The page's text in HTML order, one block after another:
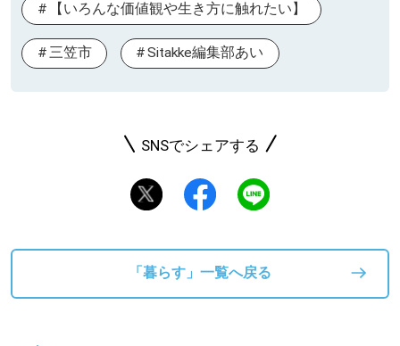
【いろんな価値観や生き方に触れたい】
三笠市 Sitakke編集部あい
SNSでシェアする
「暮らす」一覧へ戻る